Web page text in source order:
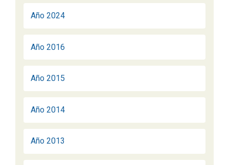
Año 2024
Año 2016
Año 2015
Año 2014
Año 2013